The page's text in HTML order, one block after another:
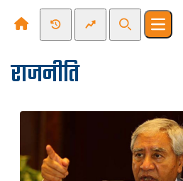
Recent NewsTrending News
SearchOpen
राजनीति